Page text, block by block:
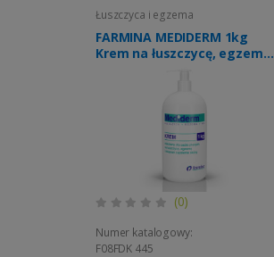
Łuszczyca i egzema
FARMINA MEDIDERM 1kg
Krem na łuszczycę, egzemę,
(0)
Numer katalogowy:
F08FDK 445